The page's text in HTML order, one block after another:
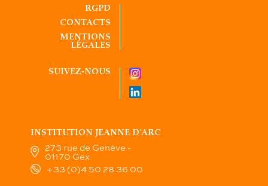
RGPD
CONTACTS
MENTIONS
LÉGALES
SUIVEZ-NOUS
INSTITUTION JEANNE D'ARC
273 rue de Genève -
01170 Gex
+33 (0)4 50 28 36 00